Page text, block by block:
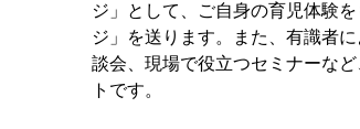
ジ」として、ご自身の育児体験
ジ」を送ります。また、有識者
談会、現場で役立つセミナーな
トです。